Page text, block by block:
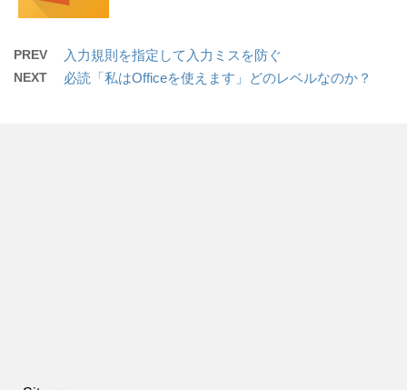
PREV 入力規則を指定して入力ミスを防ぐ
NEXT 必読「私はOfficeを使えます」どのレベルなのか？